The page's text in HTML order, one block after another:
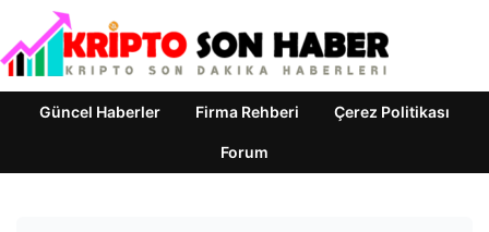
Güncel Haberler Firma Rehberi Çerez Politikası
Forum